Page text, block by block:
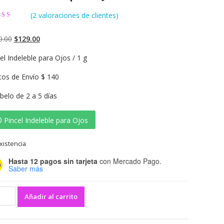
(2 valoraciones de clientes)
$129.00
Indeleble para Ojos / 1 g
de Envío $ 140
de 2 a 5 días
Pincel Indeleble para Ojos
Hasta 12 pagos sin tarjetacon Mercado Pago.
Saber más
Añadir al carrito